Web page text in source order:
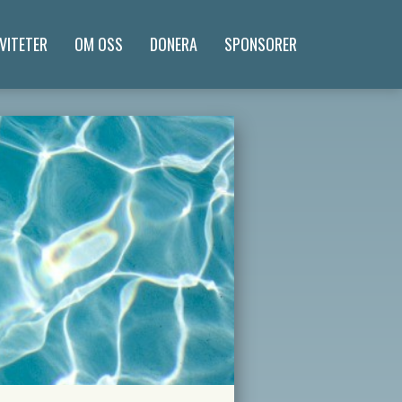
OM OSS DONERA SPONSORER